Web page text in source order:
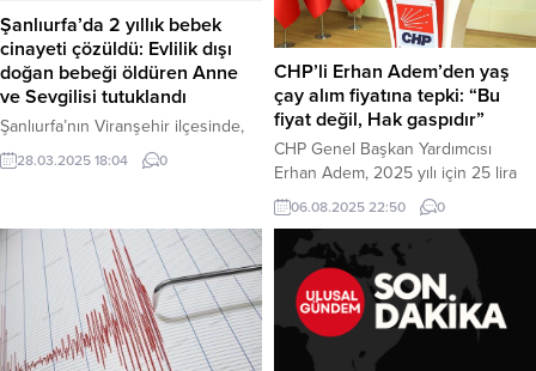
Taşcıer, Meclis Başkanı Numan
Kurtulmuş’a seslenerek, “Saliha
Ozan’ın geride bıraktığı
çocuklarının ömür boyu bakım ve
eğitim sorumluluğunu Türkiye
Büyük Millet Meclisi üstlenmelidir,”...
Şanlıurfa’da 2 yıllık bebek
cinayeti çözüldü: Evlilik dışı
doğan bebeği öldüren Anne
ve Sevgilisi tutuklandı
Şanlıurfa’nın Viranşehir ilçesinde,
30 Mart 2023 tarihinde yol
kenarındaki bir menfezde bulunan
olarak bebeğin annesi ve sevgilisi
olduğu belirlenen iki şüpheli
yakalanarak tutuklandı. Edinilen
bilgilere göre, Viranşehir’de 2 yıl
önce evlilik dışı dünyaya getirdiği
bebeğini öldüren Suriye uyruklu
28.03.2025 18:04 0
CHP’li Erhan Adem’den yaş
çay alım fiyatına tepki: “Bu
fiyat değil, Hak gaspıdır”
CHP Genel Başkan Yardımcısı
Erhan Adem, 2025 yılı için 25 lira
44 kuruş olarak açıklanan yaş çay
alım fiyatını “hak gaspı” olarak
nitelendirdi. Adem, “Üretici zaten
bu fiyatı görmüyor, çayını 16 liraya
vermek zorunda kalıyor. Buna
sessiz kalmak, bu adaletsizliğe
ortak olmaktır,” dedi. Haber Merkezi
– Cumhuriyet Halk Partisi (CHP)...
06.08.2025 22:50 0